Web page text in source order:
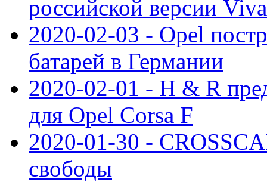
российской версии
2020-02-03 - Opel
батарей в Германии
2020-02-01 - H & R
для Opel Corsa F
2020-01-30 -
свободы